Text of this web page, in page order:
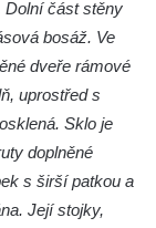
Dolní část stěny
bosáž. Ve
dveře rámové
uprostřed s
Sklo je
doplněné
s širší patkou a
Její stojky,